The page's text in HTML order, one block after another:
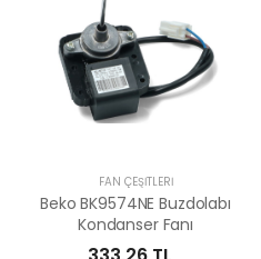
FAN ÇEŞİTLERİ
Beko BK9574NE Buzdolabı
Kondanser Fanı